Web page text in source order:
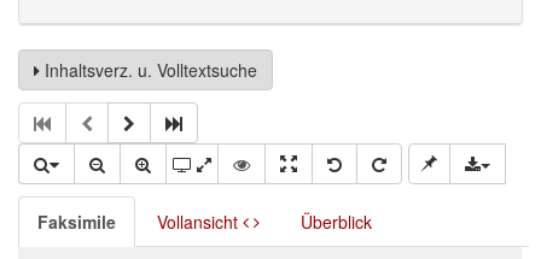
Inhaltsverz. u. Volltextsuche
Faksimile Vollansicht Überblick